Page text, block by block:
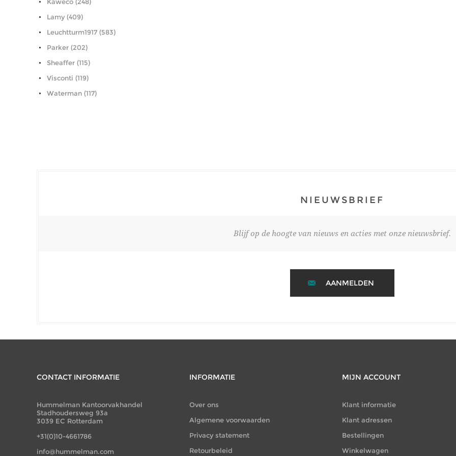
Lamy (409)
Leuchtturm1917 (583)
Parker (202)
Sheaffer (115)
Visconti (119)
Waterman (117)
NIEUWSBRIEF
Blijf op de hoogte van nieuws en acties met onze nieuwsbrief.
AANMELDEN
CONTACT INFORMATIE
Hummelman Kantoorvakhandel
Stadhoudersweg 93a
3039 EC Rotterdam
+31(0)10-4661786
info@hummelman.com
INFORMATIE
Over ons
Algemene voorwaarden
Privacy statement
Retourbeleid
MIJN ACCOUNT
Klant informatie
Klant adressen
Bestellingen
Winkelwagen